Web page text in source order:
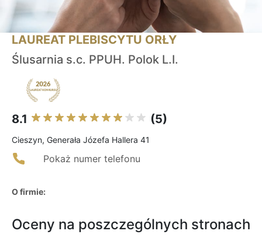
LAUREAT PLEBISCYTU ORŁY
Ślusarnia s.c. PPUH. Polok L.I.
8.1 (5)
Cieszyn, Generała Józefa Hallera 41
Pokaż numer telefonu
O firmie:
Oceny na poszczególnych stronach